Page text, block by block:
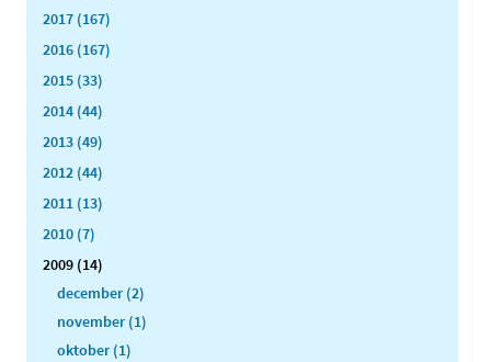
2017 (167)
2016 (167)
2015 (33)
2014 (44)
2013 (49)
2012 (44)
2011 (13)
2010 (7)
2009 (14)
december (2)
november (1)
oktober (1)